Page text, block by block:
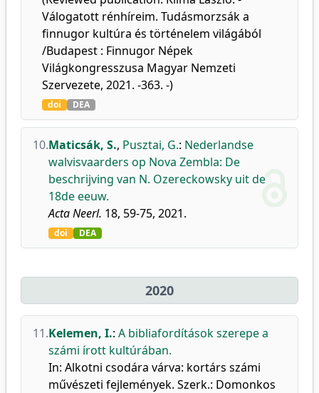
Válogatott rénhíreim. Tudásmorzsák a
finnugor kultúra és történelem világából
/Budapest : Finnugor Népek
Világkongresszusa Magyar Nemzeti
Szervezete, 2021. -363. -)
doi DEA
10.Maticsák, S., Pusztai, G.: Nederlandse
walvisvaarders op Nova Zembla: De
beschrijving van N. Ozereckowsky uit de
18de eeuw.
Acta Neerl. 18, 59-75, 2021.
doi DEA
2020
11.Kelemen, I.: A bibliafordítások szerepe a
számi írott kultúrában.
In: Alkotni csodára várva: kortárs számi
művészeti fejlemények. Szerk.: Domonkos